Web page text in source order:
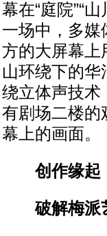
幕在“庭院”“
一场中，多媒
方的大屏幕上
山环绕下的
绕立体声技术
有剧场二楼的
幕上的画面。
创作缘起
破解梅派